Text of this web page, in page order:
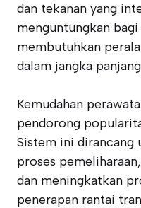
dan tekanan yang
menguntungkan
membutuhkan
dalam jangka
Kemudahan
pendorong
Sistem ini dirancang
proses
dan meningkatkan
penerapan rantai